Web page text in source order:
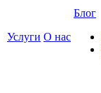
Услуги О нас
Блог